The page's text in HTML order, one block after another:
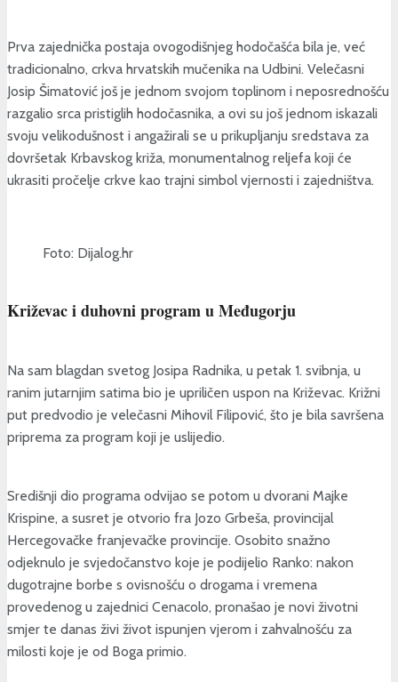
Prva zajednička postaja ovogodišnjeg hodočašća bila je, već
tradicionalno, crkva hrvatskih mučenika na Udbini. Velečasni
Josip Šimatović još je jednom svojom toplinom i neposrednošću
razgalio srca pristiglih hodočasnika, a ovi su još jednom iskazali
svoju velikodušnost i angažirali se u prikupljanju sredstava za
dovršetak Krbavskog križa, monumentalnog reljefa koji će
ukrasiti pročelje crkve kao trajni simbol vjernosti i zajedništva.
Foto: Dijalog.hr
Križevac i duhovni program u Međugorju
Na sam blagdan svetog Josipa Radnika, u petak 1. svibnja, u
ranim jutarnjim satima bio je upriličen uspon na Križevac. Križni
put predvodio je velečasni Mihovil Filipović, što je bila savršena
priprema za program koji je uslijedio.
Središnji dio programa odvijao se potom u dvorani Majke
Krispine, a susret je otvorio fra Jozo Grbeša, provincijal
Hercegovačke franjevačke provincije. Osobito snažno
odjeknulo je svjedočanstvo koje je podijelio Ranko: nakon
dugotrajne borbe s ovisnošću o drogama i vremena
provedenog u zajednici Cenacolo, pronašao je novi životni
smjer te danas živi život ispunjen vjerom i zahvalnošću za
milosti koje je od Boga primio.